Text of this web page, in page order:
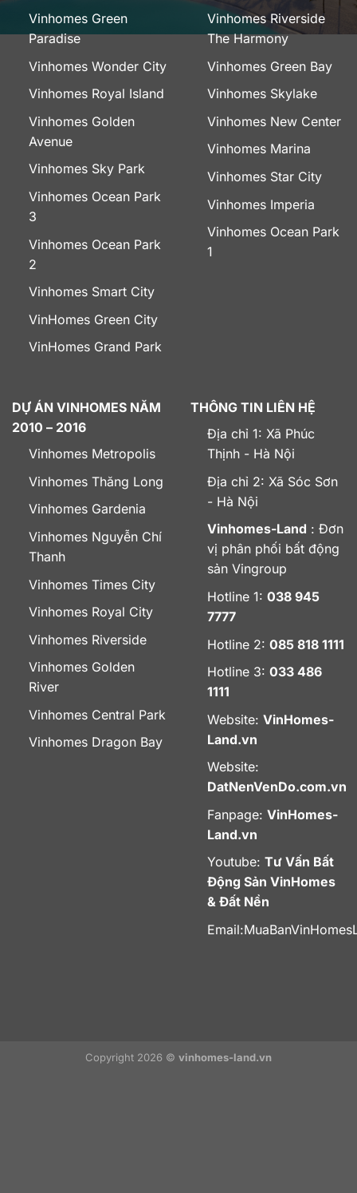
Vinhomes Green
Paradise
Vinhomes Wonder City
Vinhomes Royal Island
Vinhomes Golden
Avenue
Vinhomes Sky Park
Vinhomes Ocean Park
3
Vinhomes Ocean Park
2
Vinhomes Smart City
VinHomes Green City
VinHomes Grand Park
Vinhomes Riverside
The Harmony
Vinhomes Green Bay
Vinhomes Skylake
Vinhomes New Center
Vinhomes Marina
Vinhomes Star City
Vinhomes Imperia
Vinhomes Ocean Park
1
DỰ ÁN VINHOMES NĂM
2010 – 2016
Vinhomes Metropolis
Vinhomes Thăng Long
Vinhomes Gardenia
Vinhomes Nguyễn Chí
Thanh
Vinhomes Times City
Vinhomes Royal City
Vinhomes Riverside
Vinhomes Golden
River
Vinhomes Central Park
Vinhomes Dragon Bay
THÔNG TIN LIÊN HỆ
Địa chỉ 1: Xã Phúc
Thịnh - Hà Nội
Địa chỉ 2: Xã Sóc Sơn
- Hà Nội
Vinhomes-Land : Đơn
vị phân phối bất động
sản Vingroup
Hotline 1: 038 945
7777
Hotline 2: 085 818 1111
Hotline 3: 033 486
1111
Website: VinHomes-
Land.vn
Website:
DatNenVenDo.com.vn
Fanpage: VinHomes-
Land.vn
Youtube: Tư Vấn Bất
Động Sản VinHomes
& Đất Nền
Email:
Copyright 2026 © vinhomes-land.vn